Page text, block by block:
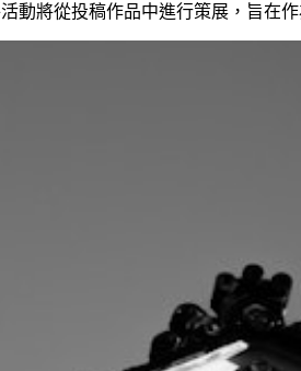
動將從投稿作品中進行策展，旨在